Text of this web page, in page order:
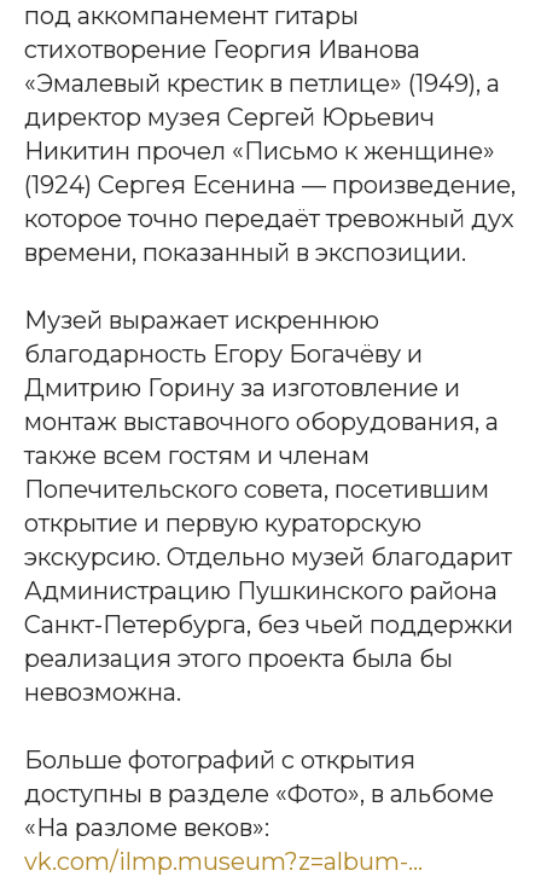
под аккомпанемент гитары
стихотворение Георгия Иванова
«Эмалевый крестик в петлице» (1949), а
директор музея Сергей Юрьевич
Никитин прочел «Письмо к женщине»
(1924) Сергея Есенина — произведение,
которое точно передаёт тревожный дух
времени, показанный в экспозиции.
Музей выражает искреннюю
благодарность Егору Богачёву и
Дмитрию Горину за изготовление и
монтаж выставочного оборудования, а
также всем гостям и членам
Попечительского совета, посетившим
открытие и первую кураторскую
экскурсию. Отдельно музей благодарит
Администрацию Пушкинского района
Санкт-Петербурга, без чьей поддержки
реализация этого проекта была бы
невозможна.
Больше фотографий с открытия
доступны в разделе «Фото», в альбоме
«На разломе веков»:
vk.com/ilmp.museum?z=album-...